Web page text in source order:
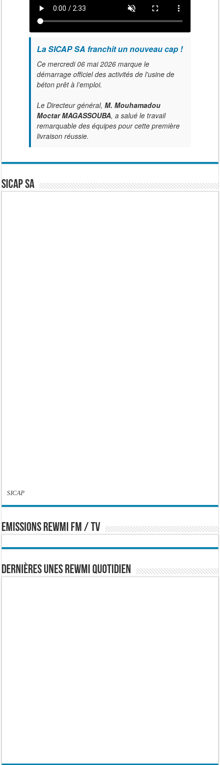
La SICAP SA franchit un nouveau cap !
Ce mercredi 06 mai 2026 marque le
démarrage officiel des activités de l'usine de
béton prêt à l’emploi.
Le Directeur général, M. Mouhamadou
Moctar MAGASSOUBA, a salué le travail
remarquable des équipes pour cette première
livraison réussie.
SICAP SA
SICAP
EMISSIONS REWMI FM / TV
Dernières Unes Rewmi Quotidien